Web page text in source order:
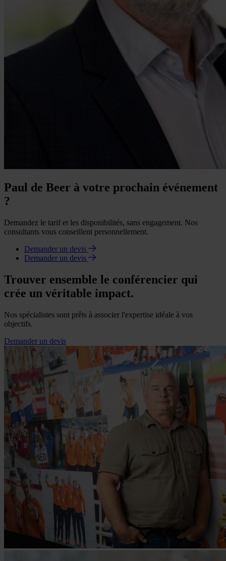
Paul de Beer à votre prochain événement
?
Demandez le tarif et les disponibilités, sans engagement. Nos
consultants vous conseillent personnellement.
Demander un devis
Demander un devis
Trouver ensemble le conférencier qui
crée un véritable impact.
Nos spécialistes sont prêts à associer l'expertise idéale à vos
objectifs.
Demander un devis